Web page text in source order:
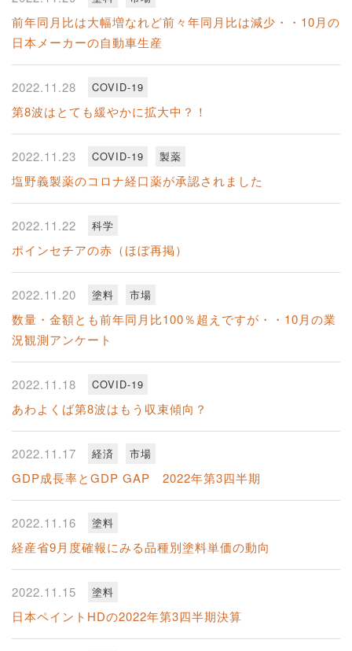
前年同月比は大幅増なれど前々年同月比は減少・・10月の
日本メーカーの自動車生産
2022.11.28 COVID-19
第8波はとても緩やかに拡大中？！
2022.11.23 COVID-19 製薬
塩野義製薬のコロナ経口薬が承認されました
2022.11.22 科学
ポインセチアの赤（ほぼ再掲）
2022.11.20 塗料 市場
数量・金額とも前年同月比100％超えですが・・10月の業
況観測アンケート
2022.11.18 COVID-19
あわよくば第8波はもう収束傾向？
2022.11.17 経済 市場
GDP成長率とGDP GAP 2022年第3四半期
2022.11.16 塗料
経産省9月度確報にみる品種別塗料単価の動向
2022.11.15 塗料
日本ペイントHDの2022年第3四半期決算